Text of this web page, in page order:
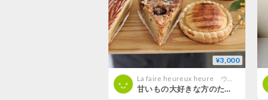
¥3,000
甘いもの大好きな方のための ウルーウールおまかせ冷凍便